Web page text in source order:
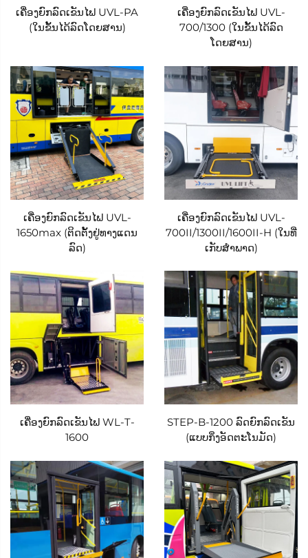
ໃນຫົວໃຈຂອງຊຸດລົງໄຟຟ້າ Xindertech ແມ່ນການອອກ
ແບບຕິດຕັ້ງທີ່ຫຼາກຫຼາຍ, ຊຶ່ງຮອງຮັບການຈັດວາງທີ່ແຕກຕ່າງ
ກັນຂອງລົດເມ ແລະ ລົດພານຸໄພທຸລະກິດໂດຍບໍ່ມີຜົນກະທົບຕໍ່
ພື້ນທີ່ ຫຼື ປະສິດທິພາບ. ຕ່າງຈາກລົດໄຟຟ້າທີ່ໃຊ້ໄດ້ທຸກປະເພດ
ທີ່ຕ້ອງການການດັດແປງລົດຢ່າງກວ້າງຂວາງ ຫຼື ສະລະເສຍ
ຄວາມສະດວກສະບາຍຂອງຜູ້ໂດຍສານ, ວິທີແກ້ໄຂຂອງ
Xindertech ມີທາງເລືອກການຕິດຕັ້ງຫຼັກສາມຢ່າງ, ແຕ່ລະ
ຢ່າງຖືກອອກແບບມາເພື່ອສູງສຸດຂອງການນຳໃຊ້ ແລະ ລະດັບ
ການລົບກວນໃຫ້ໜ້ອຍທີ່ສຸດ: ຢູ່ພາຍໃຕ້ຂັ້ນໄດຂອງລົດ, ໃນ
ຫ້ອງເກັບສຳເລັດ, ຫຼື ພາຍໃຕ້ຕົວຖັງ. ການຕິດຕັ້ງພາຍໃຕ້ຂັ້ນໄດ
ເໝາະສຳລັບລົດເມ ແລະ ລົດແຄຝັງທີ່ມີພື້ນທີ່ເກັບຂອງຈຳກັດ,
ຂັ້ນໄດເຂົ້າ-ອອກ—ບໍ່ເຫັນເມື່ອບໍ່ໃຊ້, ແຕ່ສາມາດເຂົ້າເຖິງໄດ້
ງ່າຍເມື່ອຕ້ອງການ. ຮູບແບບນີ້ຊ່ວຍລຶບລ້າງຄວາມຈຳເປັນທີ່ຈະ
ຕ້ອງສະລະທີ່ນັ່ງ ຫຼື ພື້ນທີ່ເກັບຂອງ, ຮັບປະກັນວ່າລົດສາມາດ
ຮັກສາຄວາມຈຸຜູ້ໂດຍສານຕາມເດີມໄດ້ ໃນຂະນະທີ່ເພີ່ມ
ຄວາມສາມາດໃນການເຂົ້າເຖິງ. ສຳລັບລົດພານຸໄພທຸລະກິດ
ຂະໜາດໃຫຍ່ເຊັ່ນ ລົດເມຮັບ-ສ่ง ຫຼື ລົດແຄຝັງທີ່ໃຊ້ໃນການ
ຂົນສົ່ງທາງການແພດ, ການຕິດຕັ້ງໃນຫ້ອງເກັບສຳເລັດໃຫ້ວິທີ
ແກ້ໄຂທີ່ລຽບງ່າຍ: ລົດໄຟຟ້າຖືກເຊື່ອມເຂົ້າກັບພື້ນທີ່ຂົນສົ່ງ,
ພ້ອມກັບແຜ່ນຍືດຫຍຸ່ນທີ່ຍືດອອກໄປດ້ານນອກເມື່ອເປີດໃຊ້
ງານ, ເຊິ່ງບໍ່ມີຜົນກະທົບຕໍ່ພື້ນທີ່ຜູ້ໂດຍສານຫຼັກ. ສ່ວນການຕິດ
ຕັ້ງພາຍໃຕ້ຕົວຖັງ, ແມ່ນຖືກອອກແບບມາສຳລັບລົດທີ່ມີລະດັບ
ຄວາມສູງຈາກພື້ນດິນສູງ, ເຊັ່ນ ລົດແຄຝັງທີ່ໃຊ້ງານໜັກ, ແລະ
ມີຮູບຮ່າງທີ່ລຽບງ່າຍທີ່ສຸດ—ຖືກເຊື່ອງໄວ້ຢ່າງສົມບູນພາຍໃຕ້
ເຄື່ອງຍົກລົດເຂັນໄຟ UVL-PA
(ໃນຂັ້ນໄດ້ລົດໂດຍສານ)
ເຄື່ອງຍົກລົດເຂັນໄຟ UVL-
700/1300 (ໃນຂັ້ນໄດ້ລົດ
ໂດຍສານ)
ເຄື່ອງຍົກລົດເຂັນໄຟ UVL-
1650max (ຕິດຕັ້ງຢູ່ທາງແດນ
ລົດ)
ເຄື່ອງຍົກລົດເຂັນໄຟ UVL-
700II/1300II/1600II-H (ໃນທີ່
ເກັບສຳພາດ)
ເຄື່ອງຍົກລົດເຂັນໄຟ WL-T-
1600
STEP-B-1200 ລົດຍົກລົດເຂັນ
(ແບບກິ່ງອັດຕະໂນມັດ)